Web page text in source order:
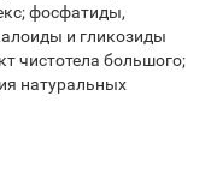
фосфатиды,
и гликозиды
чистотела большого;
натуральных